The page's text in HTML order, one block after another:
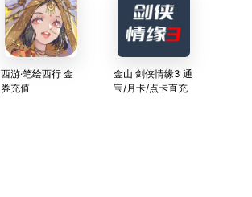
西游·笔绘西行 金
券充值
金山 剑侠情缘3 通
宝/月卡/点卡直充